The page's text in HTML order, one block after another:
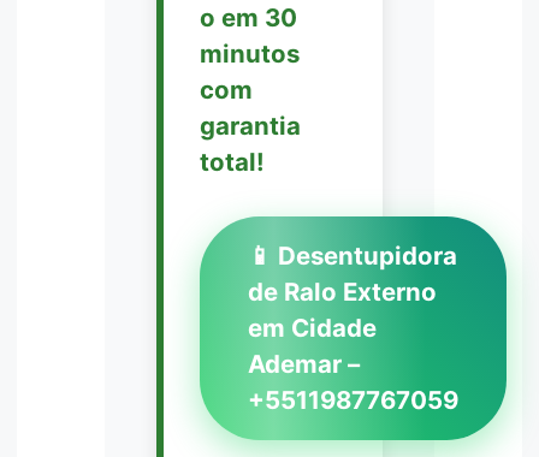
o em 30
minutos
com
garantia
total!
📱 Desentupidora
de Ralo Externo
em Cidade
Ademar –
+5511987767059